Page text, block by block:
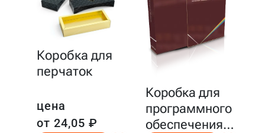
Коробка для
перчаток
цена
от 24,05 ₽
Коробка для
программного
обеспечения…